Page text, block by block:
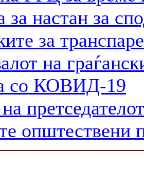
за настан за
за
на
со КОВИД-19
општествени